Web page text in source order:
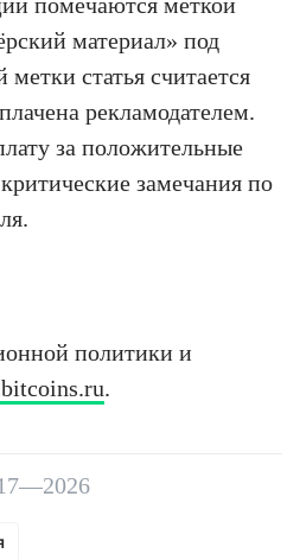
материал» под
метки статья считается
рекламодателем.
за положительные
замечания по
политики и
.